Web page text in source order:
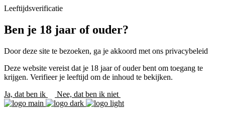
Leeftijdsverificatie
Ben je 18 jaar of ouder?
Door deze site te bezoeken, ga je akkoord met ons privacybeleid
Deze website vereist dat je 18 jaar of ouder bent om toegang te
krijgen. Verifieer je leeftijd om de inhoud te bekijken.
Ja, dat ben ik
Nee, dat ben ik niet